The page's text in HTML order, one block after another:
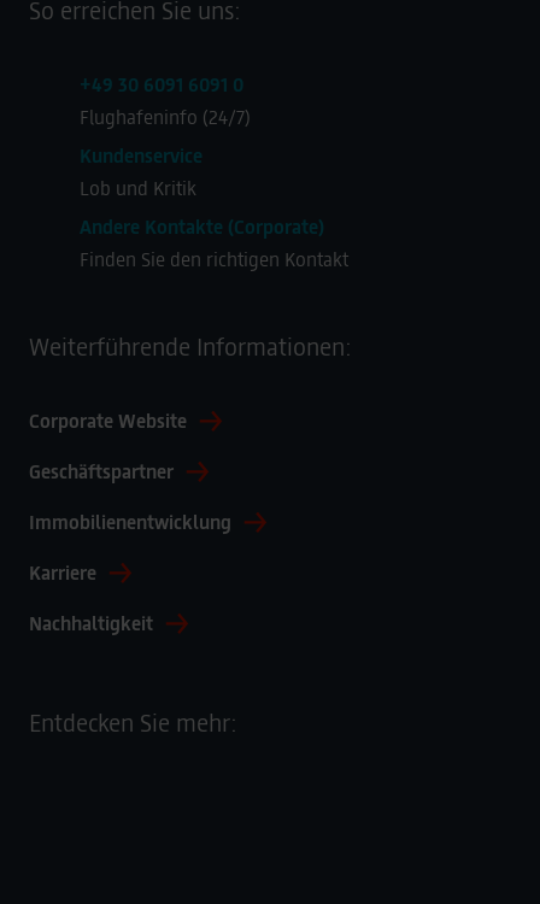
So erreichen Sie uns:
+49 30 6091 6091 0
Flughafeninfo (24/7)
Kundenservice
Lob und Kritik
Andere Kontakte (Corporate)
Finden Sie den richtigen Kontakt
Weiterführende Informationen:
Corporate Website
Geschäftspartner
Immobilienentwicklung
Karriere
Nachhaltigkeit
Entdecken Sie mehr: